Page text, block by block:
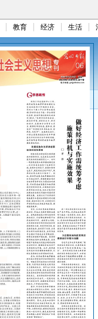
教育 经济 生活